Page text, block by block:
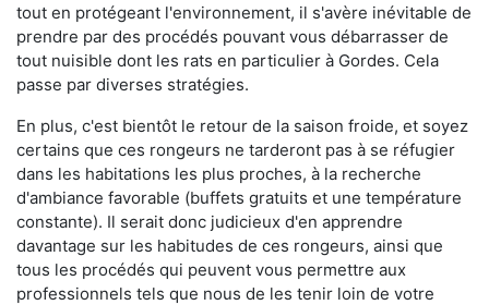
tout en protégeant l'environnement, il s'avère inévitable de
prendre par des procédés pouvant vous débarrasser de
tout nuisible dont les rats en particulier à Gordes. Cela
passe par diverses stratégies.
En plus, c'est bientôt le retour de la saison froide, et soyez
certains que ces rongeurs ne tarderont pas à se réfugier
dans les habitations les plus proches, à la recherche
d'ambiance favorable (buffets gratuits et une température
constante). Il serait donc judicieux d'en apprendre
davantage sur les habitudes de ces rongeurs, ainsi que
tous les procédés qui peuvent vous permettre aux
professionnels tels que nous de les tenir loin de votre